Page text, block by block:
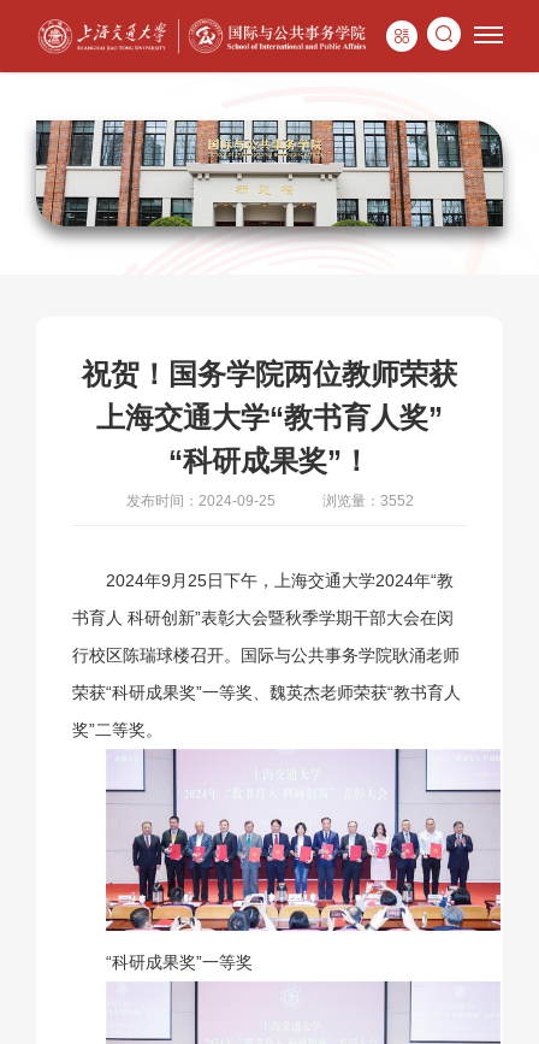
祝贺！国务学院两位教师荣获
上海交通大学“教书育人奖”
“科研成果奖”！
发布时间：2024-09-25 浏览量：3552
2024年9月25日下午，上海交通大学2024年“教
书育人 科研创新”表彰大会暨秋季学期干部大会在闵
行校区陈瑞球楼召开。国际与公共事务学院耿涌老师
荣获“科研成果奖”一等奖、魏英杰老师荣获“教书育人
奖”二等奖。
“科研成果奖”一等奖